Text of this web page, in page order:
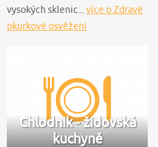
vysokých sklenic...více o Zdravé
okurkové osvěžení
Chlodnik - židovská
kuchyně